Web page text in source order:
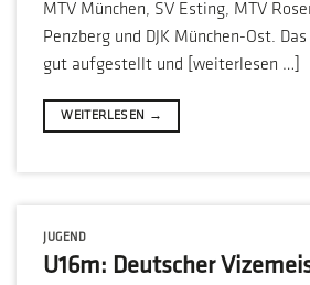
MTV München, SV Esting, MTV
Penzberg und DJK München-Ost.
gut aufgestellt und [weiterlesen …]
WEITERLESEN →
JUGEND
U16m: Deutscher